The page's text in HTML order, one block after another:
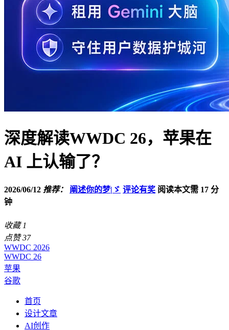
深度解读WWDC 26，苹果在
AI 上认输了？
2026/06/12 推荐： 阐述你的梦|ゞ 评论有奖 阅读本文需 17 分
钟
收藏 1
点赞 37
WWDC 2026
WWDC 26
苹果
谷歌
首页
设计文章
AI创作